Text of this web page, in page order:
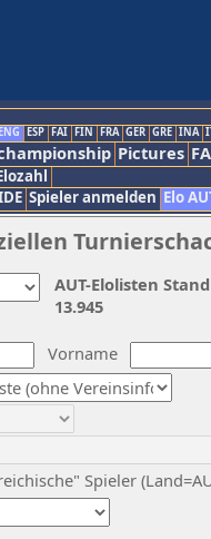
ENG ESP FAI FIN FRA GER GRE INA
Pictures
Spieler anmelden Elo
Vorname
Spieler
AUT-Elolisten
13.945